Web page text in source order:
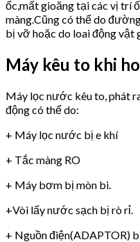
ốc,mất gioăng tại các vị trí
màng.Cũng có thể do
bị vỡ hoặc do loai động vật
Máy kêu to khi
Máy lọc nước kêu to, phát
động có thể do:
+ Máy lọc nước bị e khí
+ Tắc màng RO
+ Máy bơm bị mòn bi.
+Vòi lấy nước sạch bị rò rỉ.
+ Nguồn điện(ADAPTOR)